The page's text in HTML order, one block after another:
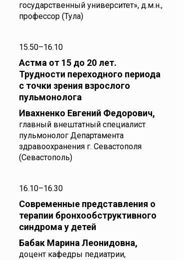
государственный университет», д.м.н.,
профессор (Тула)
15.50–16.10
Астма от 15 до 20 лет.
Трудности переходного периода
с точки зрения взрослого
пульмонолога
Ивахненко Евгений Федорович,
главный внештатный специалист
пульмонолог Департамента
здравоохранения г. Севастополя
(Севастополь)
16.10–16.30
Современные представления о
терапии бронхообструктивного
синдрома у детей
Бабак Марина Леонидовна,
доцент кафедры педиатрии,